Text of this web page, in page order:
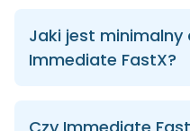
Jaki jest minimalny
Immediate FastX?